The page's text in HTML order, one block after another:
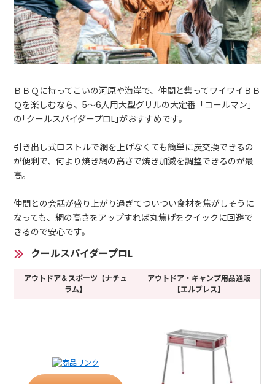
ＢＢＱに持ってこいの河原や海岸で、仲間と集ってワイワイＢＢ
Ｑを楽しむなら、5～6人用大型グリルの大定番「コールマン」
の｢クールスパイダープロL｣がおすすめです。
引き出し式ロストルで網を上げなくても簡単に炭交換できるの
が便利で、何より焼き網の高さで焼き加減を調整できるのが最
高。
仲間との会話が盛り上がり過ぎてついつい食材を焦がしそうに
なっても、網の高さをアップすれば丸焦げをクイックに回避で
きるので安心です。
クールスパイダープロL
アウトドア＆スポーツ【ナチュ
ラム】
アウトドア・キャンプ用品通販
【エルブレス】